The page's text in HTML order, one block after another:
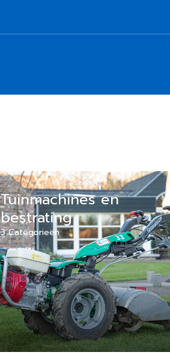
Tuinmachines en
bestrating
3 Categorieën